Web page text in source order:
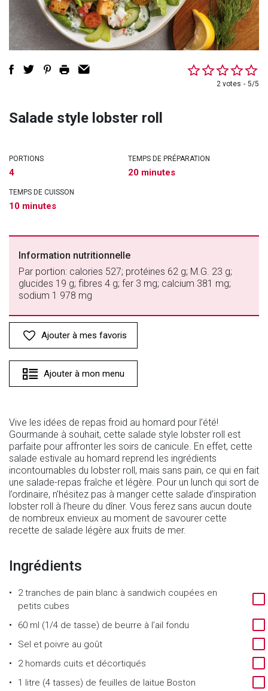
2 votes 5/5
Salade style lobster roll
PORTIONS
4
TEMPS DE PRÉPARATION
20 minutes
TEMPS DE CUISSON
10 minutes
Information nutritionnelle
Par portion: calories 527; protéines 62 g; M.G. 23 g;
glucides 19 g; fibres 4 g; fer 3 mg; calcium 381 mg;
sodium 1 978 mg
Ajouter à mes favoris
Ajouter à mon menu
Vive les idées de repas froid au homard pour l’été!
Gourmande à souhait, cette salade style lobster roll est
parfaite pour affronter les soirs de canicule. En effet, cette
salade estivale au homard reprend les ingrédients
incontournables du lobster roll, mais sans pain, ce qui en fait
une salade-repas fraîche et légère. Pour un lunch qui sort de
l’ordinaire, n’hésitez pas à manger cette salade d’inspiration
lobster roll à l’heure du dîner. Vous ferez sans aucun doute
de nombreux envieux au moment de savourer cette
recette de salade légère aux fruits de mer.
Ingrédients
2 tranches de pain blanc à sandwich coupées en
petits cubes
60 ml (1/4 de tasse) de beurre à l’ail fondu
Sel et poivre au goût
2 homards cuits et décortiqués
1 litre (4 tasses) de feuilles de laitue Boston